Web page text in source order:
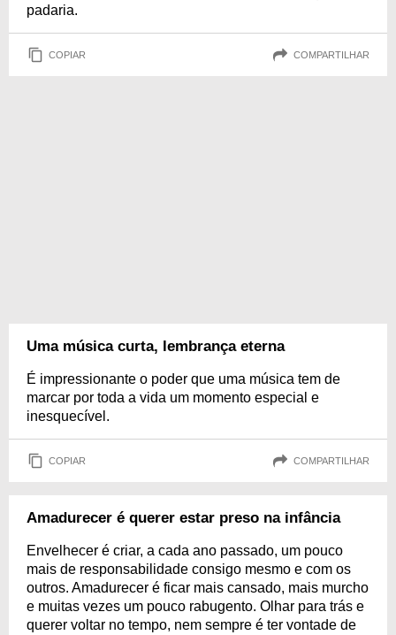
padaria.
COPIAR COMPARTILHAR
Uma música curta, lembrança eterna
É impressionante o poder que uma música tem de
marcar por toda a vida um momento especial e
inesquecível.
COPIAR COMPARTILHAR
Amadurecer é querer estar preso na infância
Envelhecer é criar, a cada ano passado, um pouco
mais de responsabilidade consigo mesmo e com os
outros. Amadurecer é ficar mais cansado, mais murcho
e muitas vezes um pouco rabugento. Olhar para trás e
querer voltar no tempo, nem sempre é ter vontade de